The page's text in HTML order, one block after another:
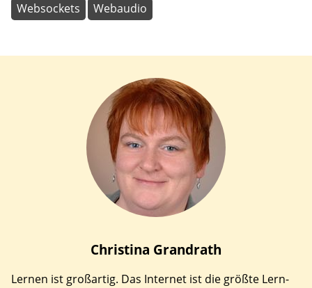
Websockets
Webaudio
Christina Grandrath
Lernen ist großartig. Das Internet ist die größte Lern-